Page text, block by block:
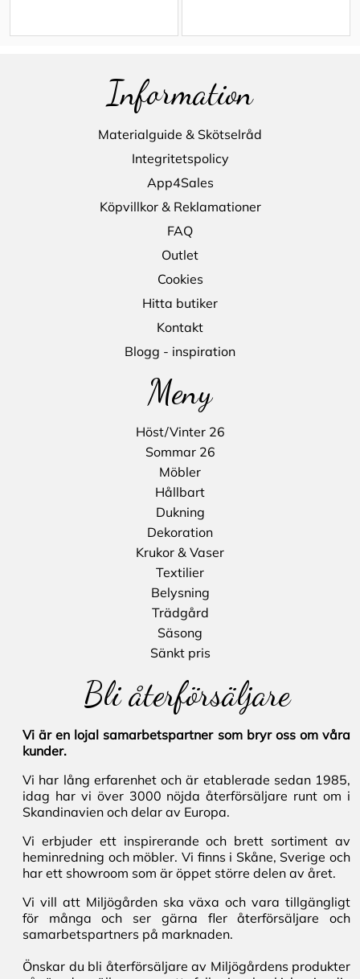
Information
Materialguide & Skötselråd
Integritetspolicy
App4Sales
Köpvillkor & Reklamationer
FAQ
Outlet
Cookies
Hitta butiker
Kontakt
Blogg - inspiration
Meny
Höst/Vinter 26
Sommar 26
Möbler
Hållbart
Dukning
Dekoration
Krukor & Vaser
Textilier
Belysning
Trädgård
Säsong
Sänkt pris
Bli återförsäljare
Vi är en lojal samarbetspartner som bryr oss om våra
kunder.
Vi har lång erfarenhet och är etablerade sedan 1985,
idag har vi över 3000 nöjda återförsäljare runt om i
Skandinavien och delar av Europa.
Vi erbjuder ett inspirerande och brett sortiment av
heminredning och möbler. Vi finns i Skåne, Sverige och
har ett showroom som är öppet större delen av året.
Vi vill att Miljögården ska växa och vara tillgängligt
för många och ser gärna fler återförsäljare och
samarbetspartners på marknaden.
Önskar du bli återförsäljare av Miljögårdens produkter